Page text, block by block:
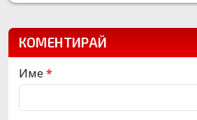
КОМЕНТИРАЙ
Име*